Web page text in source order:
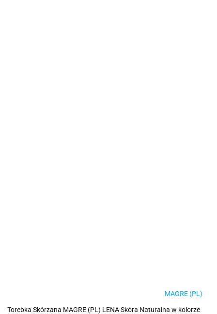
MAGRE (PL)
Torebka Skórzana MAGRE (PL) LENA Skóra Naturalna w kolorze